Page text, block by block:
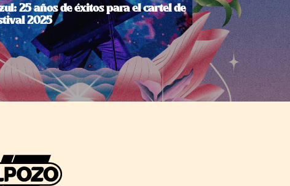
25 años de éxitos para el cartel de
2025